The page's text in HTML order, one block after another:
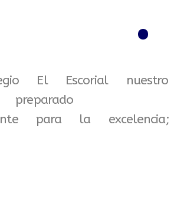
Menú
El Escorial nuestro
para la excelencia;